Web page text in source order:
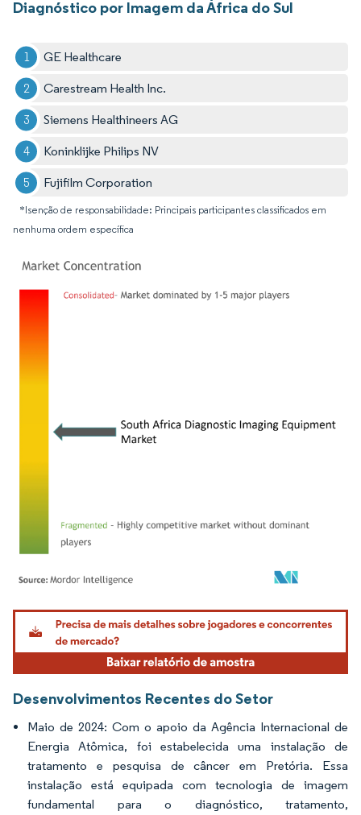
Diagnóstico por Imagem da África do Sul
GE Healthcare
Carestream Health Inc.
Siemens Healthineers AG
Koninklijke Philips NV
Fujifilm Corporation
*Isenção de responsabilidade: Principais participantes classificados em
nenhuma ordem específica
Imagem © Mordor Intelligence. O reuso requer atribuição conforme CC BY 4.0.
Desenvolvimentos Recentes do Setor
Maio de 2024: Com o apoio da Agência Internacional de
Energia Atômica, foi estabelecida uma instalação de
tratamento e pesquisa de câncer em Pretória. Essa
instalação está equipada com tecnologia de imagem
fundamental para o diagnóstico, tratamento,